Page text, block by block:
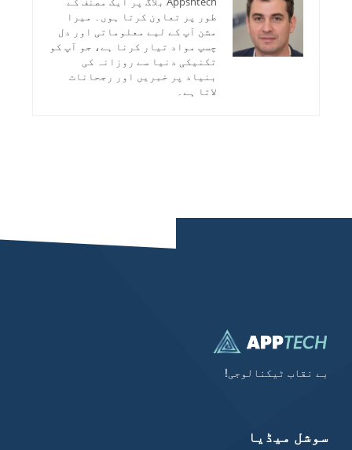
طور پر تعاون کرتا ہوں۔ میرا
مشن آپ کے لیے معلوماتی اور دل
چسپ مواد تیار کرنا ہے، جو آپ کو
تکنیکی دنیا سے روزانہ کی
بنیاد پر خبریں اور رجحانات
لاتا ہے۔
بے نقاب ٹیکنالوجی!
سوشل میڈیا